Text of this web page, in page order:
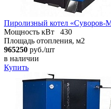
Пиролизный котел «Суворов-
Мощность кВт
430
Площадь отопления, м2
965250 руб./шт
в наличии
Купить